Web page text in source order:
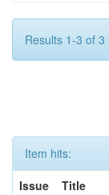
Results 1-3 of
Item hits:
Issue
Title